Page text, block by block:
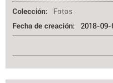
Colección Fotos
Fecha de creación 2018-09-